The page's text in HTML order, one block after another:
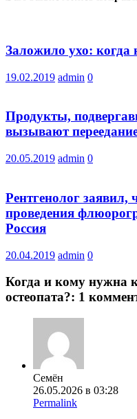
Заложило ухо: когда
19.02.2019 admin 0
Продукты,
вызывают
20.05.2019 admin 0
Рентгенолог заявил,
проведения
Россия
20.04.2019 admin 0
Когда и кому нужна
остеопата?: 1
Семён
26.05.2026 в 03:28
Permalink